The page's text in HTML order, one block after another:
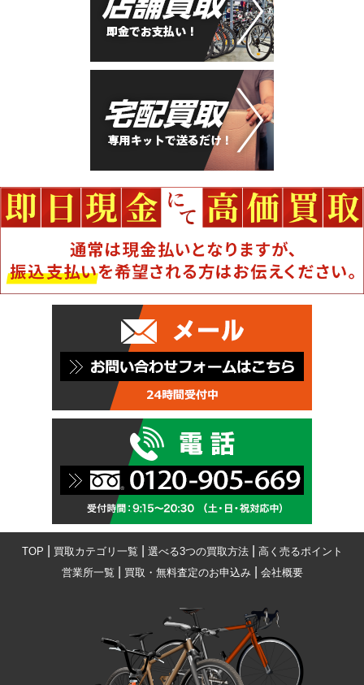
TOP 買取カテゴリ一覧 選べる3つの買取方法| 高く売るポイント
営業所一覧
買取・無料査定のお申込み| 会社概要